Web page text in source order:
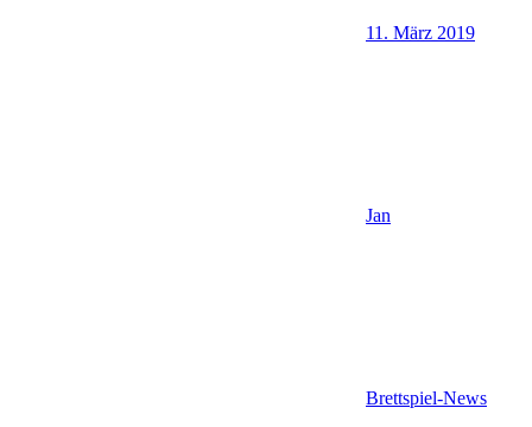
11. März 2019
Jan
Brettspiel-News